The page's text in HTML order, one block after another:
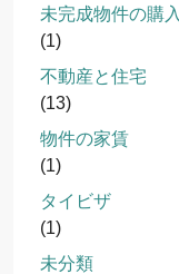
未完成物件の購入
(1)
不動産と住宅
(13)
物件の家賃
(1)
タイビザ
(1)
未分類